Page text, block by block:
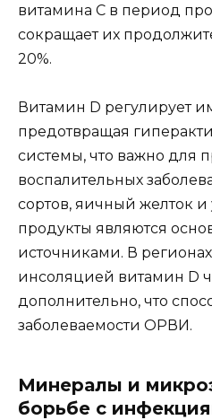
витамина C в период
сокращает их
20%.
Витамин D регулирует
предотвращая
системы, что важно для
воспалительных
сортов, яичный желток
продукты являются
источниками. В
инсоляцией витамин D
дополнительно, что
заболеваемости ОРВИ.
Минералы и
борьбе с